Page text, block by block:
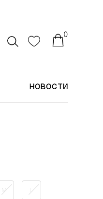
0
НОВОСТИ
M L